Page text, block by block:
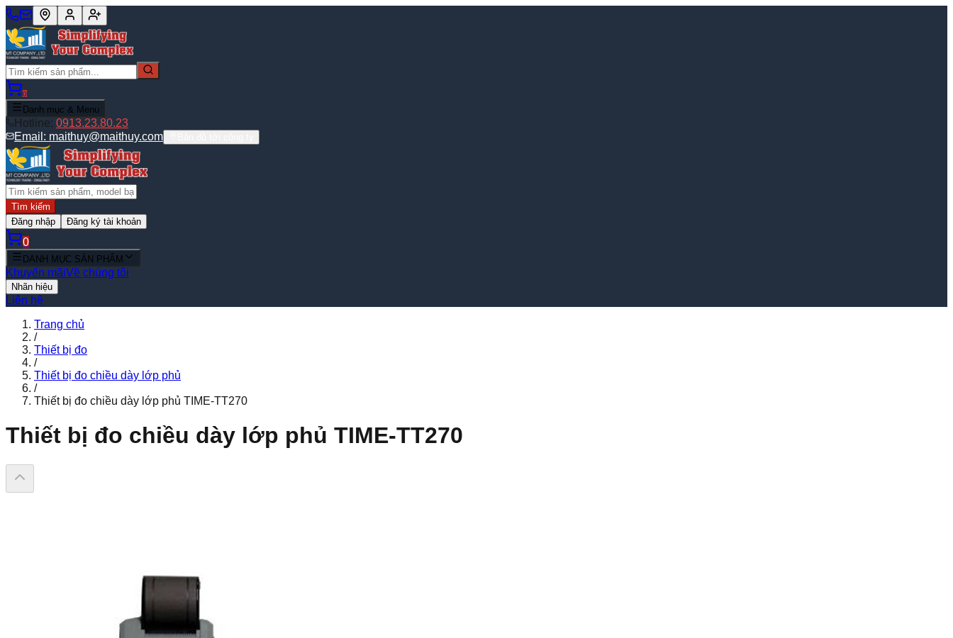
0
Danh mục & Menu
Hotline: 0913.23.80.23
Email: maithuy@maithuy.com
Tìm kiếm
Đăng nhập
Đăng ký tài khoản
0
DANH MỤC SẢN PHẨM
Khuyến mãiVề chúng tôi
Nhãn hiệu
Liên hệ
Trang chủ
/
Thiết bị đo
/
Thiết bị đo chiều dày lớp phủ
/
Thiết bị đo chiều dày lớp phủ TIME-TT270
Thiết bị đo chiều dày lớp phủ TIME-TT270